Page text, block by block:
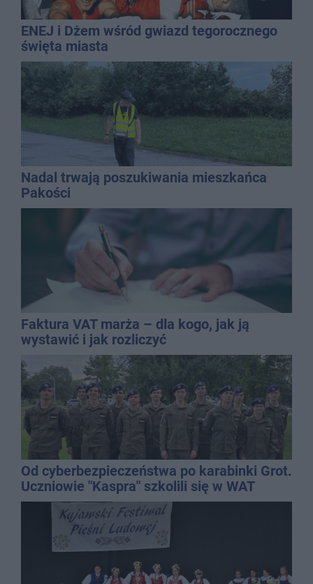
ENEJ i Dżem wśród gwiazd tegorocznego
święta miasta
Nadal trwają poszukiwania mieszkańca
Pakości
Faktura VAT marża – dla kogo, jak ją
wystawić i jak rozliczyć
Od cyberbezpieczeństwa po karabinki Grot.
Uczniowie "Kaspra" szkolili się w WAT